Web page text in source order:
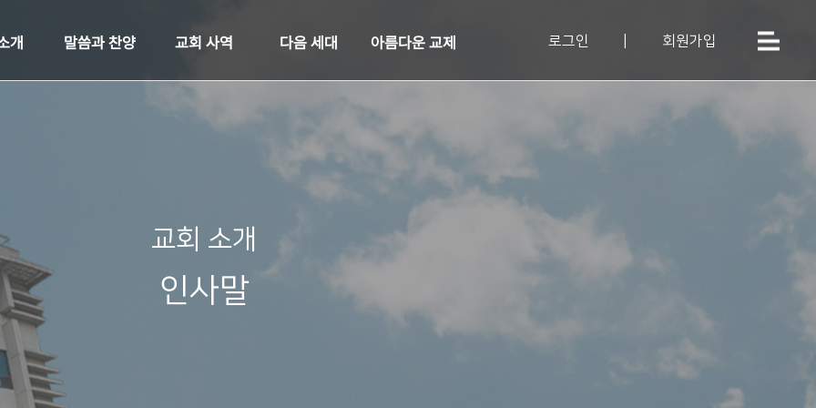
개 말씀과 찬양 교회 사역 다음 세대 아름다운 교제 로그인 회원가입
교회 소개
인사말